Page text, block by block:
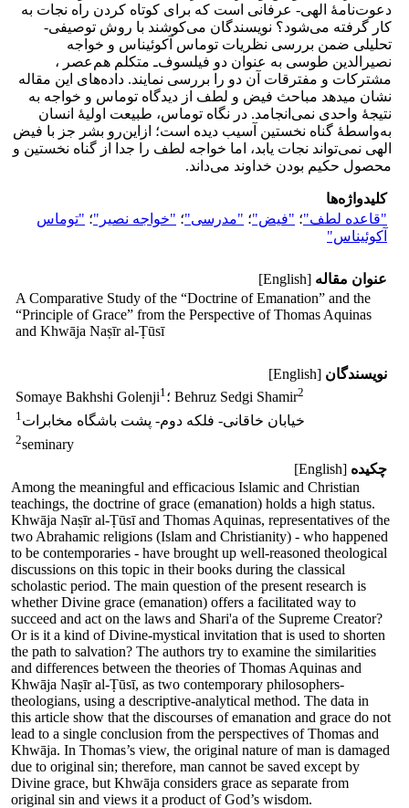
دعوت‌نامۀ الهی- عرفانی ‌است که برای کوتاه کردن راه نجات به
کار گرفته می‌شود؟ نویسندگان می‌کوشند با روش توصیفی-
تحلیلی ضمن بررسی نظریات توماس آکوئیناس و خواجه
نصیرالدین طوسی به عنوان دو فیلسوف‌ـ‌ متکلم هم‌عصر ،
مشترکات و مفترقات آن دو را بررسی نمایند. داده‌های این مقاله
نشان می‎دهد مباحث فیض و لطف از دیدگاه توماس و خواجه به
نتیجۀ واحدی نمی‌انجامد. در نگاه توماس، طبیعت اولیۀ انسان
به‌واسطۀ گناه نخستین آسیب دیده‌ است؛ ازاین‌رو بشر جز با فیض
الهی نمی‌تواند نجات یابد، اما خواجه لطف را جدا از گناه نخستین و
محصول حکیم بودن خداوند می‌داند.
کلیدواژه‌ها
"قاعده لطف"؛ "فیض"؛ "مدرسی"؛ "خواجه نصیر"؛ "توماس
آکوئیناس"
عنوان مقاله [English]
A Comparative Study of the “Doctrine of Emanation” and the
“Principle of Grace” from the Perspective of Thomas Aquinas
and Khwāja Naṣīr al-Ṭūsī
نویسندگان [English]
Somaye Bakhshi Golenji1 ؛ Behruz Sedgi Shamir2
1 خیابان خاقانی- فلکه دوم- پشت باشگاه مخابرات
2seminary
چکیده [English]
Among the meaningful and efficacious Islamic and Christian
teachings, the doctrine of grace (emanation) holds a high status.
Khwāja Naṣīr al-Ṭūsī and Thomas Aquinas, representatives of the
two Abrahamic religions (Islam and Christianity) - who happened
to be contemporaries - have brought up well-reasoned theological
discussions on this topic in their books during the classical
scholastic period. The main question of the present research is
whether Divine grace (emanation) offers a facilitated way to
succeed and act on the laws and Shari'a of the Supreme Creator?
Or is it a kind of Divine-mystical invitation that is used to shorten
the path to salvation? The authors try to examine the similarities
and differences between the theories of Thomas Aquinas and
Khwāja Naṣīr al-Ṭūsī, as two contemporary philosophers-
theologians, using a descriptive-analytical method. The data in
this article show that the discourses of emanation and grace do not
lead to a single conclusion from the perspectives of Thomas and
Khwāja. In Thomas’s view, the original nature of man is damaged
due to original sin; therefore, man cannot be saved except by
Divine grace, but Khwāja considers grace as separate from
original sin and views it a product of God’s wisdom.